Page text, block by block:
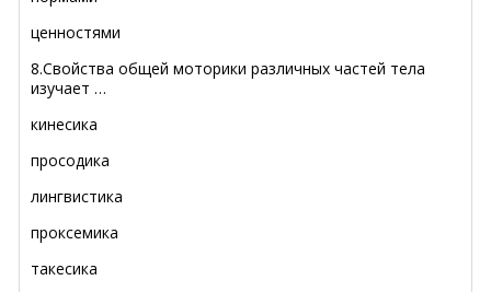
ценностями
8.Свойства общей моторики различных частей тела
изучает …
кинесика
просодика
лингвистика
проксемика
такесика